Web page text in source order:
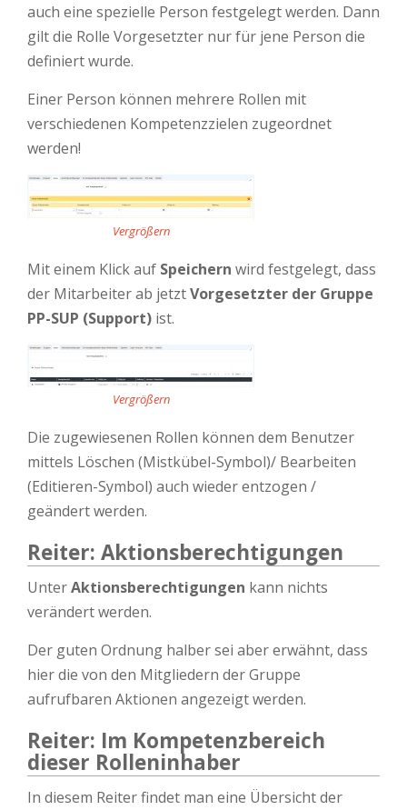
auch eine spezielle Person festgelegt werden. Dann
gilt die Rolle Vorgesetzter nur für jene Person die
definiert wurde.
Einer Person können mehrere Rollen mit
verschiedenen Kompetenzzielen zugeordnet
werden!
Vergrößern
Mit einem Klick auf Speichern wird festgelegt, dass
der Mitarbeiter ab jetztVorgesetzter der Gruppe
PP-SUP (Support) ist.
Vergrößern
Die zugewiesenen Rollen können dem Benutzer
mittels Löschen (Mistkübel-Symbol)/ Bearbeiten
(Editieren-Symbol) auch wieder entzogen /
geändert werden.
Reiter: Aktionsberechtigungen
UnterAktionsberechtigungen kann nichts
verändert werden.
Der guten Ordnung halber sei aber erwähnt, dass
hier die von den Mitgliedern der Gruppe
aufrufbaren Aktionen angezeigt werden.
Reiter: Im Kompetenzbereich
dieser Rolleninhaber
In diesem Reiter findet man eine Übersicht der